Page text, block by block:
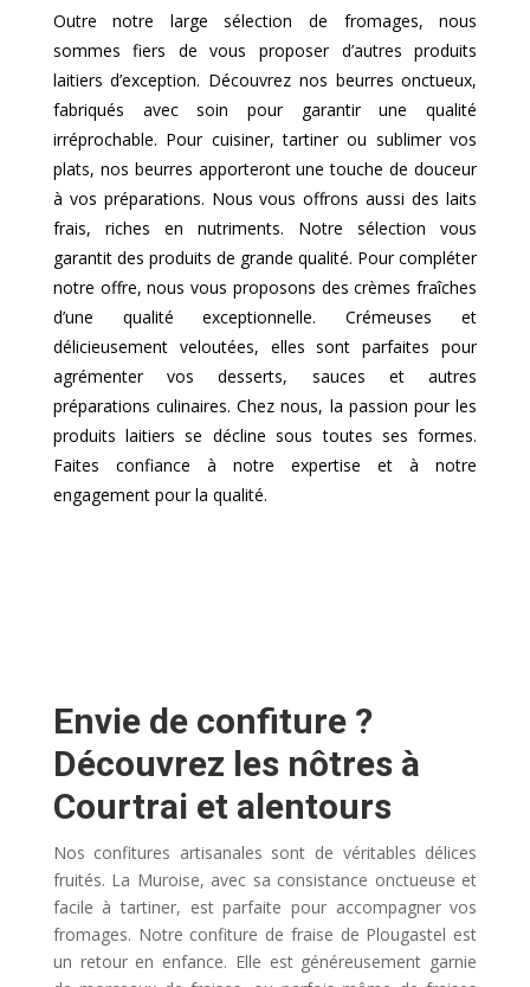
Outre notre large sélection de fromages, nous
sommes fiers de vous proposer d’autres produits
laitiers d’exception. Découvrez nos beurres onctueux,
fabriqués avec soin pour garantir une qualité
irréprochable. Pour cuisiner, tartiner ou sublimer vos
plats, nos beurres apporteront une touche de douceur
à vos préparations. Nous vous offrons aussi des laits
frais, riches en nutriments. Notre sélection vous
garantit des produits de grande qualité. Pour compléter
notre offre, nous vous proposons des crèmes fraîches
d’une qualité exceptionnelle. Crémeuses et
délicieusement veloutées, elles sont parfaites pour
agrémenter vos desserts, sauces et autres
préparations culinaires. Chez nous, la passion pour les
produits laitiers se décline sous toutes ses formes.
Faites confiance à notre expertise et à notre
engagement pour la qualité.
Envie de confiture ?
Découvrez les nôtres à
Courtrai et alentours
Nos confitures artisanales sont de véritables délices
fruités. La Muroise, avec sa consistance onctueuse et
facile à tartiner, est parfaite pour accompagner vos
fromages. Notre confiture de fraise de Plougastel est
un retour en enfance. Elle est généreusement garnie